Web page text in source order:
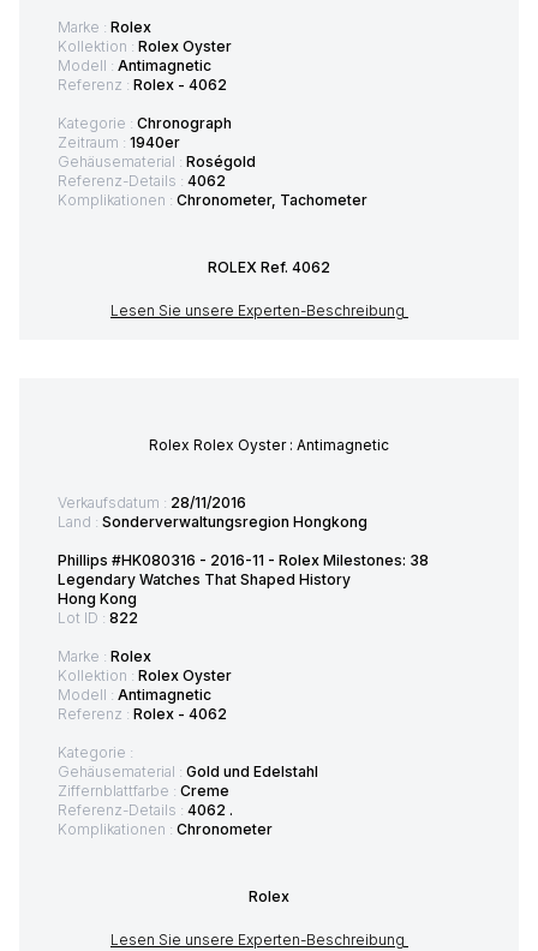
Marke : Rolex
Kollektion : Rolex Oyster
Modell : Antimagnetic
Referenz : Rolex - 4062
Kategorie : Chronograph
Zeitraum : 1940er
Gehäusematerial : Roségold
Referenz-Details : 4062
Komplikationen : Chronometer, Tachometer
ROLEX Ref. 4062
Lesen Sie unsere Experten-Beschreibung
Rolex Rolex Oyster : Antimagnetic
Verkaufsdatum : 28/11/2016
Land : Sonderverwaltungsregion Hongkong
Phillips #HK080316 - 2016-11 - Rolex Milestones: 38
Legendary Watches That Shaped History
Hong Kong
Lot ID : 822
Marke : Rolex
Kollektion : Rolex Oyster
Modell : Antimagnetic
Referenz : Rolex - 4062
Kategorie :
Gehäusematerial : Gold und Edelstahl
Ziffernblattfarbe : Creme
Referenz-Details : 4062 .
Komplikationen : Chronometer
Rolex
Lesen Sie unsere Experten-Beschreibung